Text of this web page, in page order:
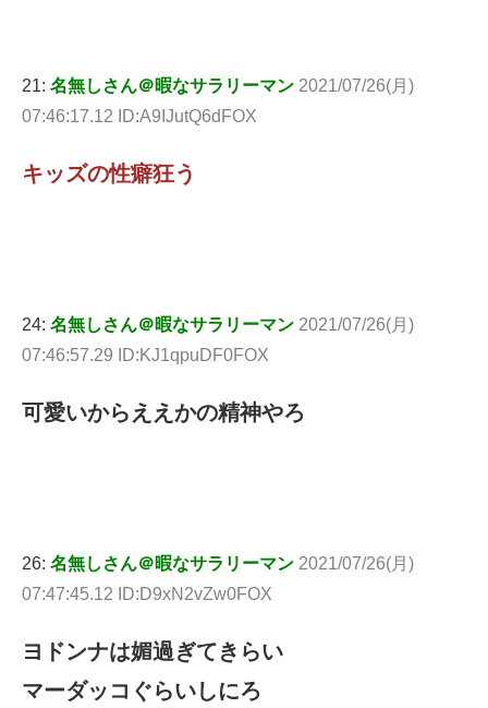
21: 名無しさん＠暇なサラリーマン 2021/07/26(月)
07:46:17.12 ID:A9IJutQ6dFOX
キッズの性癖狂う
24: 名無しさん＠暇なサラリーマン 2021/07/26(月)
07:46:57.29 ID:KJ1qpuDF0FOX
可愛いからええかの精神やろ
26: 名無しさん＠暇なサラリーマン 2021/07/26(月)
07:47:45.12 ID:D9xN2vZw0FOX
ヨドンナは媚過ぎてきらい
マーダッコぐらいしにろ